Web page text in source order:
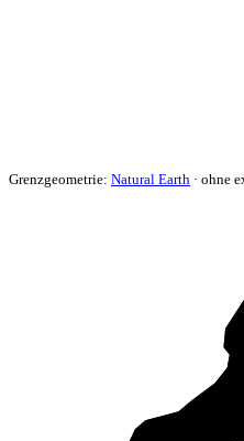
Grenzgeometrie: Natural Earth · ohne